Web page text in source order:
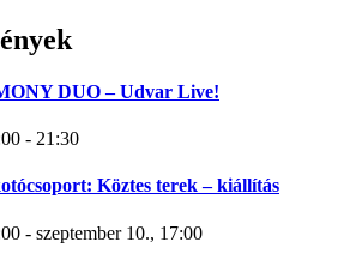
DUO – Udvar Live!
- 21:30
Köztes terek – kiállítás
- szeptember 10., 17:00